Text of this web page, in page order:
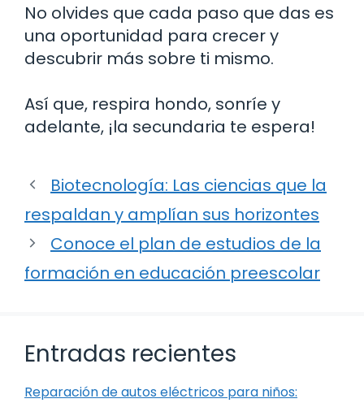
No olvides que cada paso que das es
una oportunidad para crecer y
descubrir más sobre ti mismo.
Así que, respira hondo, sonríe y
adelante, ¡la secundaria te espera!
Biotecnología: Las ciencias que la
respaldan y amplían sus horizontes
Conoce el plan de estudios de la
formación en educación preescolar
Entradas recientes
Reparación de autos eléctricos para niños: